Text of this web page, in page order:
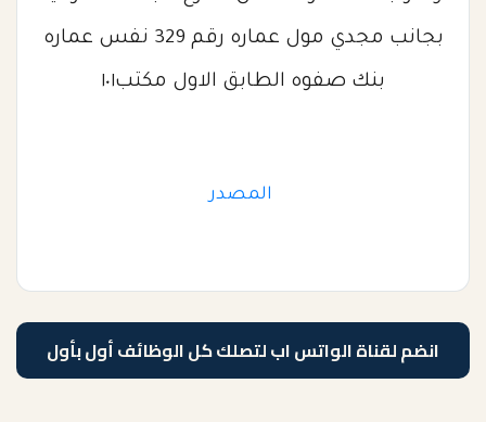
بجانب مجدي مول عماره رقم 329 نفس عماره
بنك صفوه الطابق الاول مكتب١٠١
المصدر
انضم لقناة الواتس اب لتصلك كل الوظائف أول بأول